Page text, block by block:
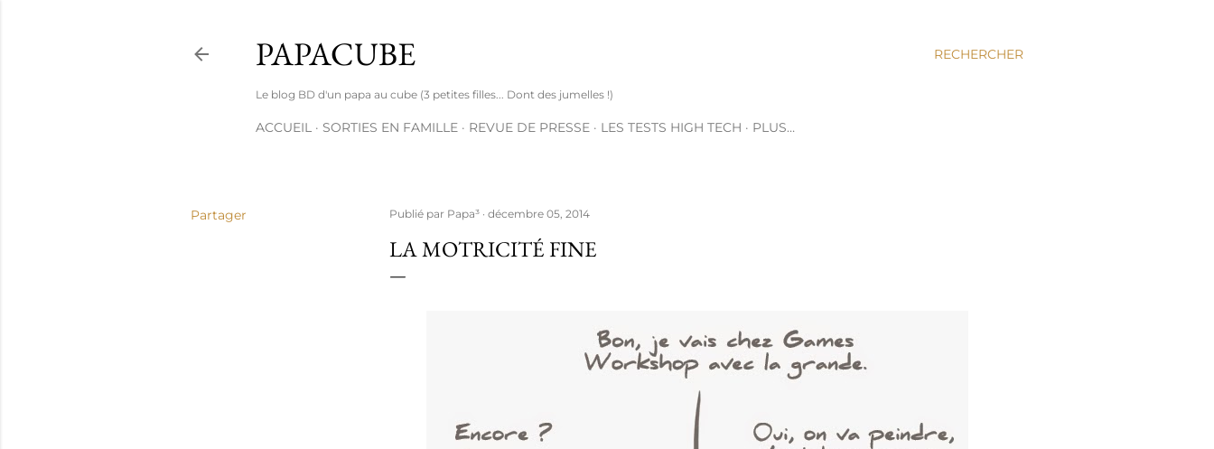
RECHERCHER
PAPACUBE
Le blog BD d'un papa au cube (3 petites filles... Dont des jumelles !)
ACCUEIL SORTIES EN FAMILLE REVUE DE PRESSE LES TESTS HIGH TECH PLUS…
Partager Publié par Papa³ décembre 05, 2014
LA MOTRICITÉ FINE